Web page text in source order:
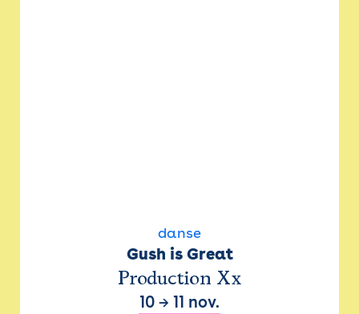
danse
Gush is Great
Production Xx
10 → 11 nov.